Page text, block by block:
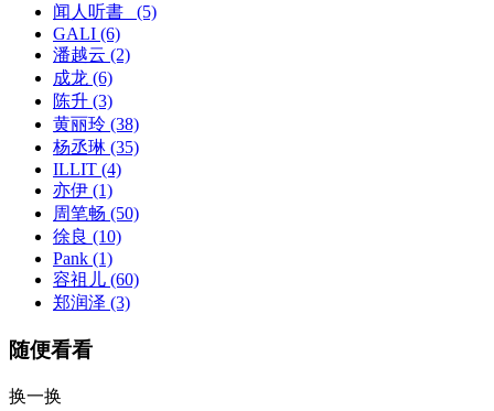
闻人听書_
(5)
GALI (6)
潘越云 (2)
成龙 (6)
陈升 (3)
黄丽玲 (38)
杨丞琳 (35)
ILLIT (4)
亦伊 (1)
周笔畅 (50)
徐良 (10)
Pank (1)
容祖儿 (60)
郑润泽 (3)
随便看看
换一换